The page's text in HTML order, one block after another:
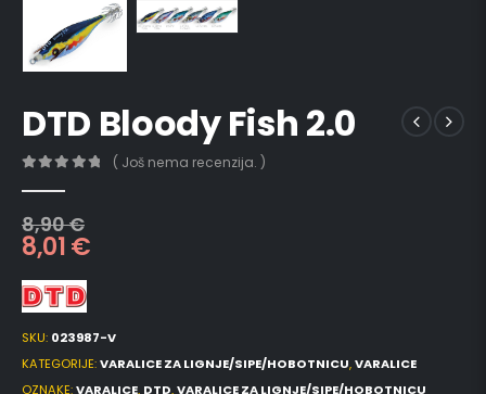
DTD Bloody Fish 2.0
( Još nema recenzija. )
8,90€
8,01€
SKU: 023987-V
KATEGORIJE:VARALICE ZA LIGNJE/SIPE/HOBOTNICU,VARALICE
OZNAKE:VARALICE, DTD,VARALICE ZA LIGNJE/SIPE/HOBOTNICU